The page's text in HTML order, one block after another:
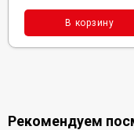
В корзину
Рекомендуем